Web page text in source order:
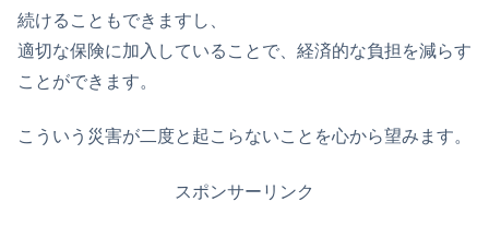
続けることもできますし、
適切な保険に加入していることで、経済的な負担を減らす
ことができます。
こういう災害が二度と起こらないことを心から望みます。
スポンサーリンク